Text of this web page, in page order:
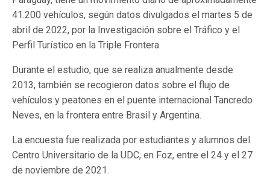
41.200 vehículos, según datos divulgados el martes 5 de
abril de 2022, por la Investigación sobre el Tráfico y el
Perfil Turístico en la Triple Frontera.
Durante el estudio, que se realiza anualmente desde
2013, también se recogieron datos sobre el flujo de
vehículos y peatones en el puente internacional Tancredo
Neves, en la frontera entre Brasil y Argentina.
La encuesta fue realizada por estudiantes y alumnos del
Centro Universitario de la UDC, en Foz, entre el 24 y el 27
de noviembre de 2021.